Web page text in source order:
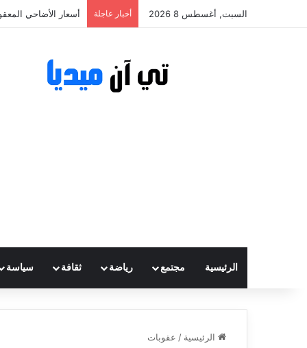
السبت, أغسطس 8 2026 أخبار عاجلة أسعار الأضاحي المعقولة
الرئيسية مجتمع رياضة ثقافة سياسة
الرئيسية / عقوبات